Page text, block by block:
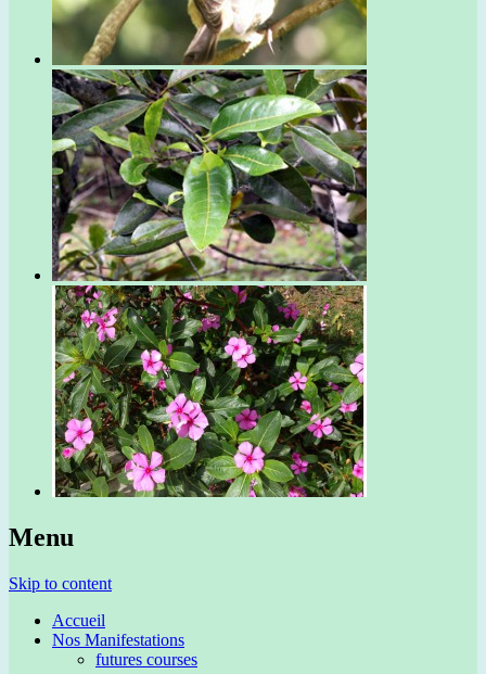
Menu
Skip to content
Accueil
Nos Manifestations
futures courses